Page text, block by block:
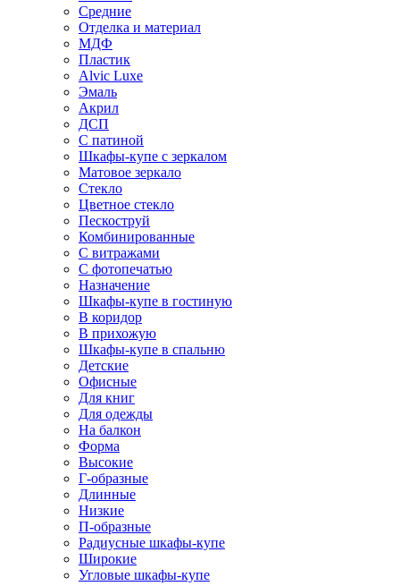
Средние
Отделка и материал
МДФ
Пластик
Alvic Luxe
Эмаль
Акрил
ДСП
С патиной
Шкафы-купе с зеркалом
Матовое зеркало
Стекло
Цветное стекло
Пескоструй
Комбинированные
С витражами
С фотопечатью
Назначение
Шкафы-купе в гостиную
В коридор
В прихожую
Шкафы-купе в спальню
Детские
Офисные
Для книг
Для одежды
На балкон
Форма
Высокие
Г-образные
Длинные
Низкие
П-образные
Радиусные шкафы-купе
Широкие
Угловые шкафы-купе